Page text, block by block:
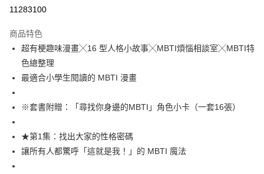
運送方式
付款後全家取貨
每筆NT$60，滿NT$499(含以上)免運費
付款後7-11取貨
每筆NT$60，滿NT$499(含以上)免運費
宅配
每筆NT$100，滿NT$499(含以上)免運費
11283100
商品特色
超有梗趣味漫畫╳16 型人格小故事╳MBTI煩惱相談室╳MBTI特
色總整理
最適合小學生閱讀的 MBTI 漫畫
※套書附贈：「尋找你身邊的MBTI」角色小卡（一套16張）
★第1集：找出大家的性格密碼
讓所有人都驚呼「這就是我！」的 MBTI 魔法